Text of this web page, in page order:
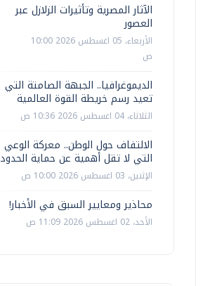
الآثار المصرية وتأثيرات الزلازل عبر
العصور
الأربعاء، 05 اغسطس 2026 10:00
ص
الديموغرافيا.. الجبهة الصامتة التي
تعيد رسم خريطة القوة العالمية
الثلاثاء، 04 اغسطس 2026 10:36 ص
الالتفاف حول الوطن.. معركة الوعي
التي لا تقل أهمية عن حماية الحدود
الإثنين، 03 اغسطس 2026 10:00 ص
محاذير ومعايير السبق في الأخبار!
الأحد، 02 اغسطس 2026 11:09 ص